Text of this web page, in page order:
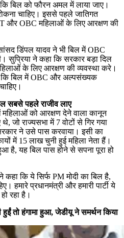
बिल को फौरन अमल में लाया जाए।
चाहिए। इससे पहले जातिगत
और OBC महिलाओं के लिए आरक्षण की
डिंपल यादव ने भी बिल में OBC
सुप्रिया ने कहा कि सरकार बड़ा दिल
के लिए आरक्षण की व्यवस्था करे।
कि बिल में OBC और अल्पसंख्यक
सबसे पहले राजीव लाए
महिलाओं को आरक्षण देने वाला कानून
जो राज्यसभा में 7 वोटों से गिर गया
ने उसे पास करवाया। इसी का
में 15 लाख चुनी हुई महिला नेता हैं।
है, यह बिल पास होने से सपना पूरा हो
कि ये सिर्फ PM मोदी का बिल है,
हमारे प्रधानमंत्री और हमारी पार्टी ये
रहा है।
तो हंगामा हुआ, जेडीयू ने समर्थन किया